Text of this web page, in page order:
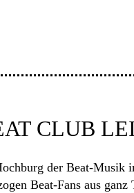
CLUB
der Beat-
Beat-Fans aus